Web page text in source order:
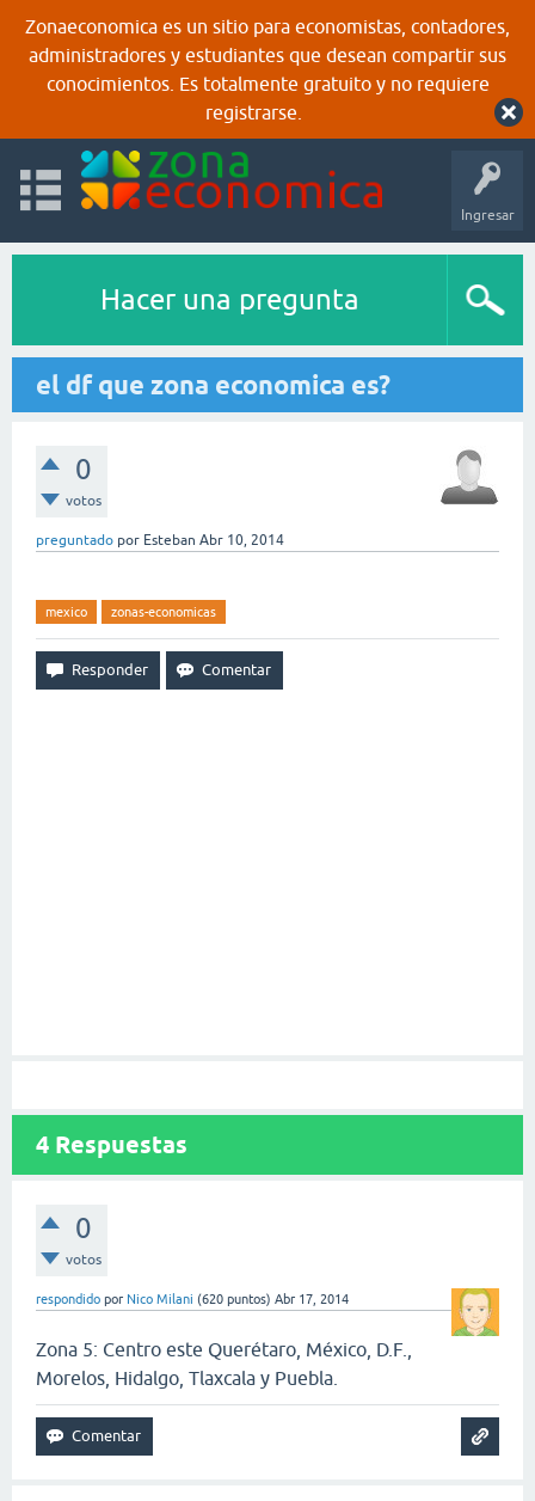
Zonaeconomica es un sitio para economistas, contadores,
administradores y estudiantes que desean compartir sus
conocimientos. Es totalmente gratuito y no requiere
registrarse.
Ingresar
Hacer una pregunta
el df que zona economica es?
0
votos
preguntado por Esteban Abr 10, 2014
mexico zonas-economicas
4 Respuestas
0
votos
respondido por Nico Milani (620 puntos) Abr 17, 2014
Zona 5: Centro este Querétaro, México, D.F.,
Morelos, Hidalgo, Tlaxcala y Puebla.